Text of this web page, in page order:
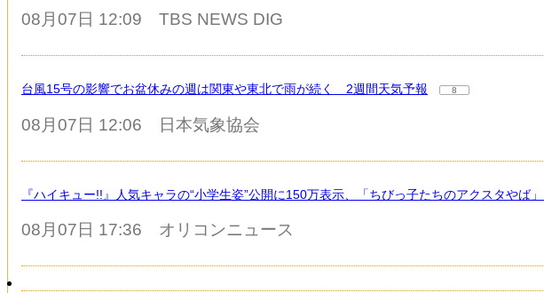
08月07日 12:09 TBS NEWS DIG
台風15号の影響でお盆休みの週は関東や東北で雨が続く 2週間天気予報 8
08月07日 12:06 日本気象協会
『ハイキュー!!』人気キャラの“小学生姿”公開に150万表示、「ちびっ子たちのアクスタやば
08月07日 17:36 オリコンニュース